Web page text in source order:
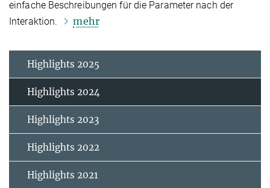
einfache Beschreibungen für die Parameter nach der
Interaktion.
mehr
Highlights 2025
Highlights 2024
Highlights 2023
Highlights 2022
Highlights 2021